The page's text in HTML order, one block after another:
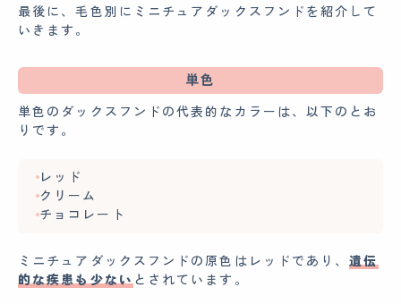
最後に、毛色別にミニチュアダックスフンドを紹介して
いきます。
単色
単色のダックスフンドの代表的なカラーは、以下のとお
りです。
レッド
クリーム
チョコレート
ミニチュアダックスフンドの原色はレッドであり、遺伝
的な疾患も少ないとされています。